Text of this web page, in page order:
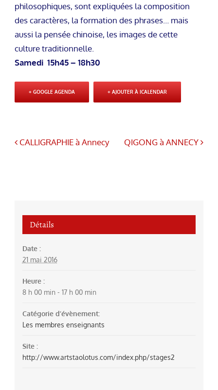
philosophiques, sont expliquées la composition
des caractères, la formation des phrases… mais
aussi la pensée chinoise, les images de cette
culture traditionnelle.
Samedi 15h45 – 18h30
+ GOOGLE AGENDA + AJOUTER À ICALENDAR
CALLIGRAPHIE à Annecy QIGONG à ANNECY
Détails
Date :
21 mai 2016
Heure :
8 h 00 min - 17 h 00 min
Catégorie d’évènement:
Les membres enseignants
Site :
http://www.artstaolotus.com/index.php/stages2